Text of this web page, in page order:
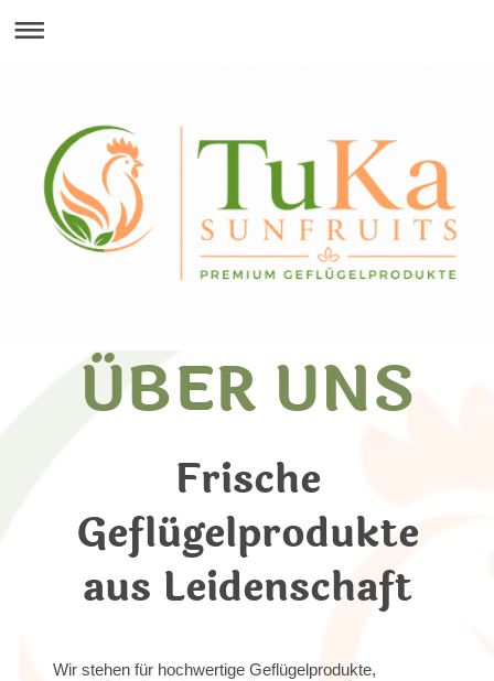
ÜBER UNS
Frische
Geflügelprodukte
aus Leidenschaft
Wir stehen für hochwertige Geflügelprodukte,